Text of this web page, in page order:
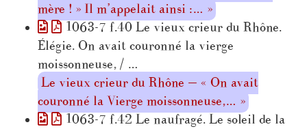
mère ! » Il m’appelait ainsi :… »
1063-7 f.40 Le vieux crieur du Rhône.
Élégie. On avait couronné la vierge
moissonneuse, / …
Le vieux crieur du Rhône — « On avait
couronné la Vierge moissonneuse,… »
1063-7 f.42 Le naufragé. Le soleil de la